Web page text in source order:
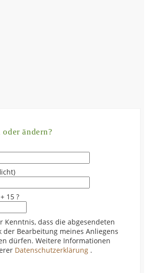
ändern?
15 ?
Kenntnis, dass die abgesendeten
der Bearbeitung meines Anliegens
dürfen. Weitere Informationen
Datenschutzerklärung .